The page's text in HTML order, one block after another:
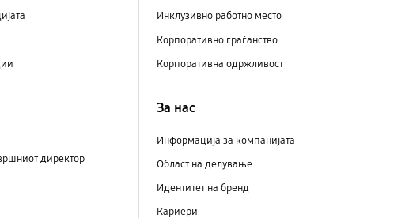
директор
Инклузивно работно место
Корпоративно граѓанство
Корпоративна одржливост
За нас
Информација за компанијата
Област на делување
Идентитет на бренд
Кариери